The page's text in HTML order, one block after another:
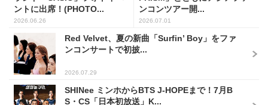
ントに出席！(PHOTO...
2026.06.26
ンコンツアー開...
2026.07.01
Red Velvet、夏の新曲「Surfin’ Boy」をファ
ンコンサートで初披...
2026.07.29
SHINee ミンホからBTS J-HOPEまで！7月B
S・CS「日本初放送」K...